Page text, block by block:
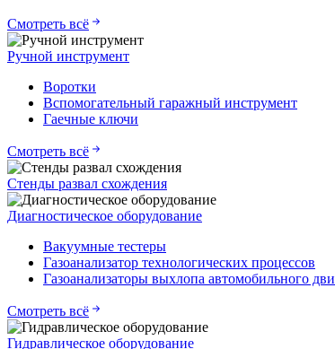
Смотреть всё
Ручной инструмент
Воротки
Вспомогательный гаражный инструмент
Гаечные ключи
Смотреть всё
Стенды развал схождения
Диагностическое оборудование
Вакуумные тестеры
Газоанализатор технологических процессов
Газоанализаторы выхлопа автомобильного
Смотреть всё
Гидравлическое оборудование